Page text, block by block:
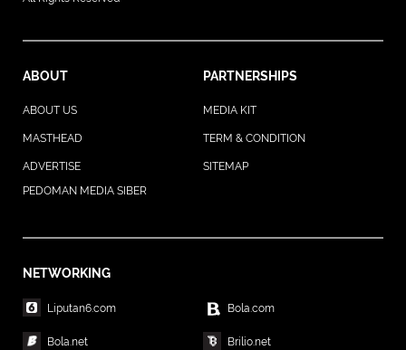
ABOUT PARTNERSHIPS
ABOUT US MEDIA KIT
MASTHEAD TERM & CONDITION
ADVERTISE
SITEMAP
PEDOMAN MEDIA SIBER
NETWORKING
Liputan6.com Bola.com
Bola.net Brilio.net